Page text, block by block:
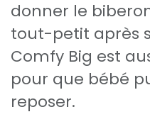
donner le
tout-petit après
Comfy Big est
pour que bébé
reposer.